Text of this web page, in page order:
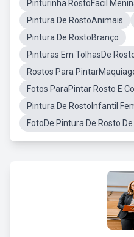
Pinturinha RostoFacil
Pintura De RostoAnimais
Pintura De RostoBranço
Pinturas Em TolhasDe
Rostos Para
Fotos ParaPintar Rosto E
Pintura De RostoInfantil
FotoDe Pintura De Rosto